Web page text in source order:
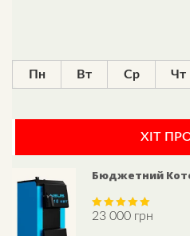
Пн Вт Ср Чт
ХІТ
Бюджетний
Rated5.00
23 000 грн